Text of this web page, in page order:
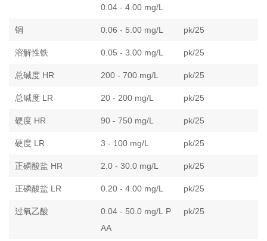
0.04 - 4.00 mg/L
铜 0.06 - 5.00 mg/L pk/25
溶解性铁 0.05 - 3.00 mg/L pk/25
总碱度 HR 200 - 700 mg/L pk/25
总碱度 LR 20 - 200 mg/L pk/25
硬度 HR 90 - 750 mg/L pk/25
硬度 LR 3 - 100 mg/L pk/25
正磷酸盐 HR 2.0 - 30.0 mg/L pk/25
正磷酸盐 LR 0.20 - 4.00 mg/L pk/25
过氧乙酸
0.04 - 50.0 mg/L P
AA
pk/25